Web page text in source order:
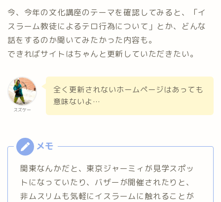
今、今年の文化講座のテーマを確認してみると、「イ
スラーム教徒によるテロ行為について」とか、どんな
話をするのか聞いてみたかった内容も。
できればサイトはちゃんと更新していただきたい。
スズケー
全く更新されないホームページはあっても
意味ないよ…
関東なんかだと、東京ジャーミィが見学スポッ
トになっていたり、バザーが開催されたりと、
非ムスリムも気軽にイスラームに触れることが